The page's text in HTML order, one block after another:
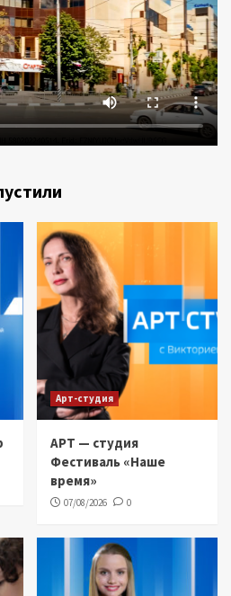
Арт-студия
АРТ — студия
Фестиваль «Наше
время»
07/08/2026 0